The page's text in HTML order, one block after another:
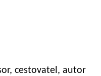
cestovatel, autor